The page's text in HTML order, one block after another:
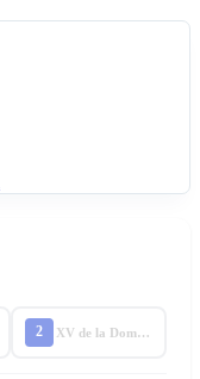
2 XV de la Dombes